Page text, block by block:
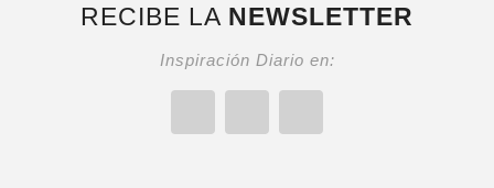
RECIBE LA NEWSLETTER
Inspiración Diario en: